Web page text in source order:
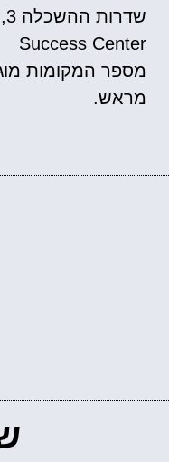
Success Center
מספר המקומות
מראש.